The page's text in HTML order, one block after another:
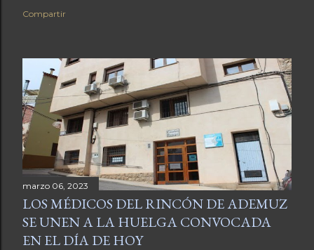
Compartir
marzo 06, 2023
LOS MÉDICOS DEL RINCÓN DE ADEMUZ
SE UNEN A LA HUELGA CONVOCADA
EN EL DÍA DE HOY